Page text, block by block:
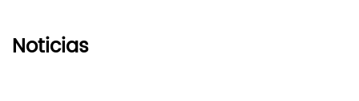
Noticias